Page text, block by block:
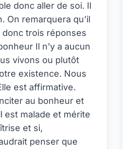
donc aller de soi. Il
On remarquera qu'il
donc trois réponses
Il n'y a aucun
vivons ou plutôt
existence. Nous
est affirmative.
au bonheur et
est malade et mérite
et si,
penser que